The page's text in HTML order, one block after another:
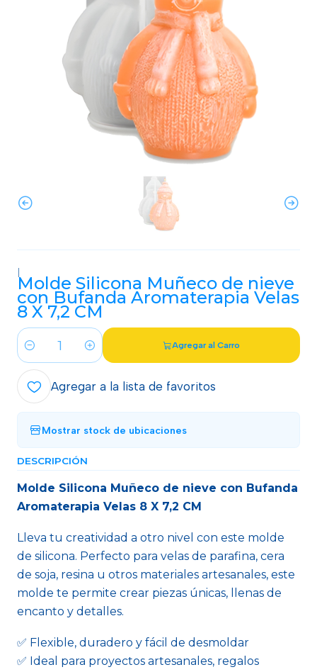
|
Molde Silicona Muñeco de nieve
con Bufanda Aromaterapia Velas
8 X 7,2 CM
Cantidad
Agregar al Carro
Agregar a la lista de favoritos
Mostrar stock de ubicaciones
DESCRIPCIÓN
Molde Silicona Muñeco de nieve con Bufanda
Aromaterapia Velas 8 X 7,2 CM
Lleva tu creatividad a otro nivel con este molde
de silicona. Perfecto para velas de parafina, cera
de soja, resina u otros materiales artesanales, este
molde te permite crear piezas únicas, llenas de
encanto y detalles.
✅ Flexible, duradero y fácil de desmoldar
✅ Ideal para proyectos artesanales, regalos